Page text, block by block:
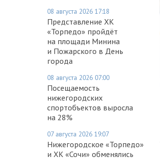
08 августа 2026 17:18
Представление ХК
«Торпедо» пройдёт
на площади Минина
и Пожарского в День
города
08 августа 2026 07:00
Посещаемость
нижегородских
спортобъектов выросла
на 28%
07 августа 2026 19:07
Нижегородское «Торпедо»
и ХК «Сочи» обменялись